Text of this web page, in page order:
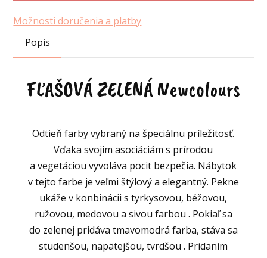
Možnosti doručenia a platby
Popis
FĽAŠOVÁ ZELENÁ Newcolours
Odtieň farby vybraný na špeciálnu príležitosť.
Vďaka svojim asociáciám s prírodou
a vegetáciou vyvoláva pocit bezpečia. Nábytok
v tejto farbe je veľmi štýlový a elegantný. Pekne
ukáže v konbinácii s tyrkysovou, béžovou,
ružovou, medovou a sivou farbou . Pokiaľ sa
do zelenej pridáva tmavomodrá farba, stáva sa
studenšou, napätejšou, tvrdšou . Pridaním